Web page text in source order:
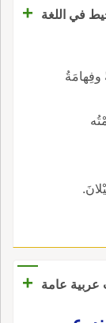
في اللغة
+
وفِهامَةُ
عامة +